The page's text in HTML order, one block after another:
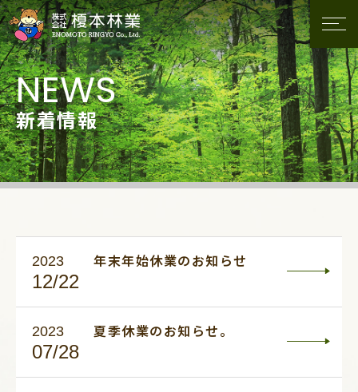
新着情報
2023
12/22
年末年始休業のお知らせ
2023
07/28
夏季休業のお知らせ。